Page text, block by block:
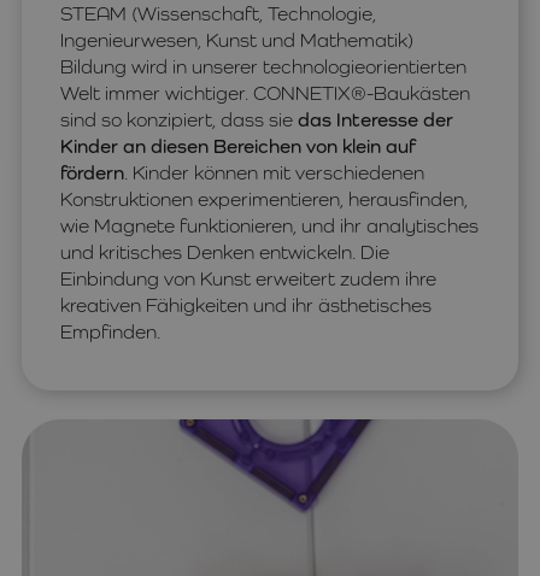
STEAM (Wissenschaft, Technologie,
Ingenieurwesen, Kunst und Mathematik)
Bildung wird in unserer technologieorientierten
Welt immer wichtiger. CONNETIX®-Baukästen
sind so konzipiert, dass sie das Interesse der
Kinder an diesen Bereichen von klein auf
fördern . Kinder können mit verschiedenen
Konstruktionen experimentieren, herausfinden,
wie Magnete funktionieren, und ihr analytisches
und kritisches Denken entwickeln. Die
Einbindung von Kunst erweitert zudem ihre
kreativen Fähigkeiten und ihr ästhetisches
Empfinden.